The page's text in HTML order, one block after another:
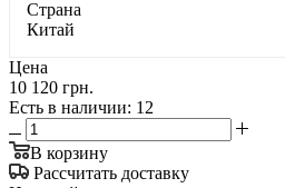
Страна
Китай
Цена
10 120 грн.
Есть в наличии: 12
В корзину
Рассчитать доставку